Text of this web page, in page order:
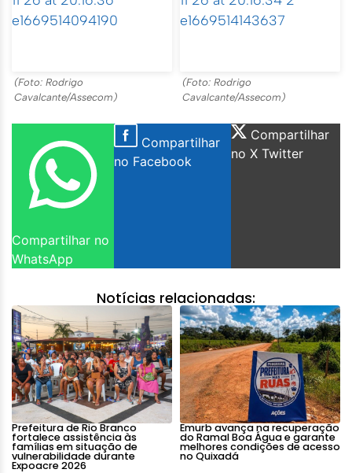
(Foto: Rodrigo
Cavalcante/Assecom)
(Foto: Rodrigo
Cavalcante/Assecom)
Compartilhar no
WhatsApp
Compartilhar
no Facebook
Compartilhar
no X Twitter
Notícias relacionadas:
Prefeitura de Rio Branco
fortalece assistência às
famílias em situação de
vulnerabilidade durante
Expoacre 2026
Emurb avança na recuperação
do Ramal Boa Água e garante
melhores condições de acesso
no Quixadá